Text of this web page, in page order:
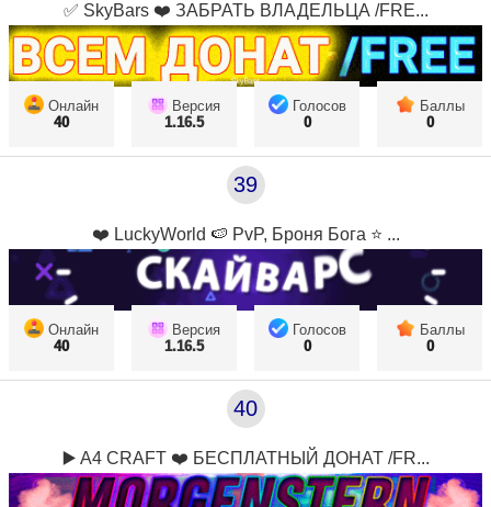
✅ SkyBars ❤️ ЗАБРАТЬ ВЛАДЕЛЬЦА /FRE...
Онлайн
40
Версия
1.16.5
Голосов
0
Баллы
0
39
❤️ LuckyWorld 🍉 PvP, Броня Бога ⭐ ...
Онлайн
40
Версия
1.16.5
Голосов
0
Баллы
0
40
▶️ A4 CRAFT ❤️ БЕСПЛАТНЫЙ ДОНАТ /FR...